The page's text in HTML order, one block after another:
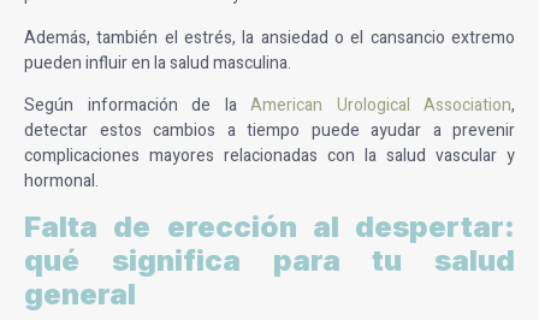
Además, también el estrés, la ansiedad o el cansancio extremo
pueden influir en la salud masculina.
Según información de la American Urological Association,
detectar estos cambios a tiempo puede ayudar a prevenir
complicaciones mayores relacionadas con la salud vascular y
hormonal.
Falta de erección al despertar:
qué significa para tu salud
general